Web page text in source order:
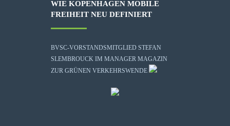
WIE KOPENHAGEN MOBILE
FREIHEIT NEU DEFINIERT
BVSC-VORSTANDSMITGLIED STEFAN
SLEMBROUCK IM MANAGER MAGAZIN
ZUR GRÜNEN VERKEHRSWENDE